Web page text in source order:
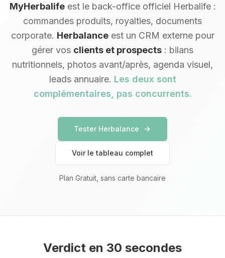
MyHerbalifeest le back-office officiel Herbalife :
commandes produits, royalties, documents
corporate. Herbalanceest un CRM externe pour
gérer vos clients et prospects : bilans
nutritionnels, photos avant/après, agenda visuel,
leads annuaire. Les deux sont
complémentaires, pas concurrents.
Tester Herbalance
Voir le tableau complet
Plan Gratuit, sans carte bancaire
Verdict en 30 secondes